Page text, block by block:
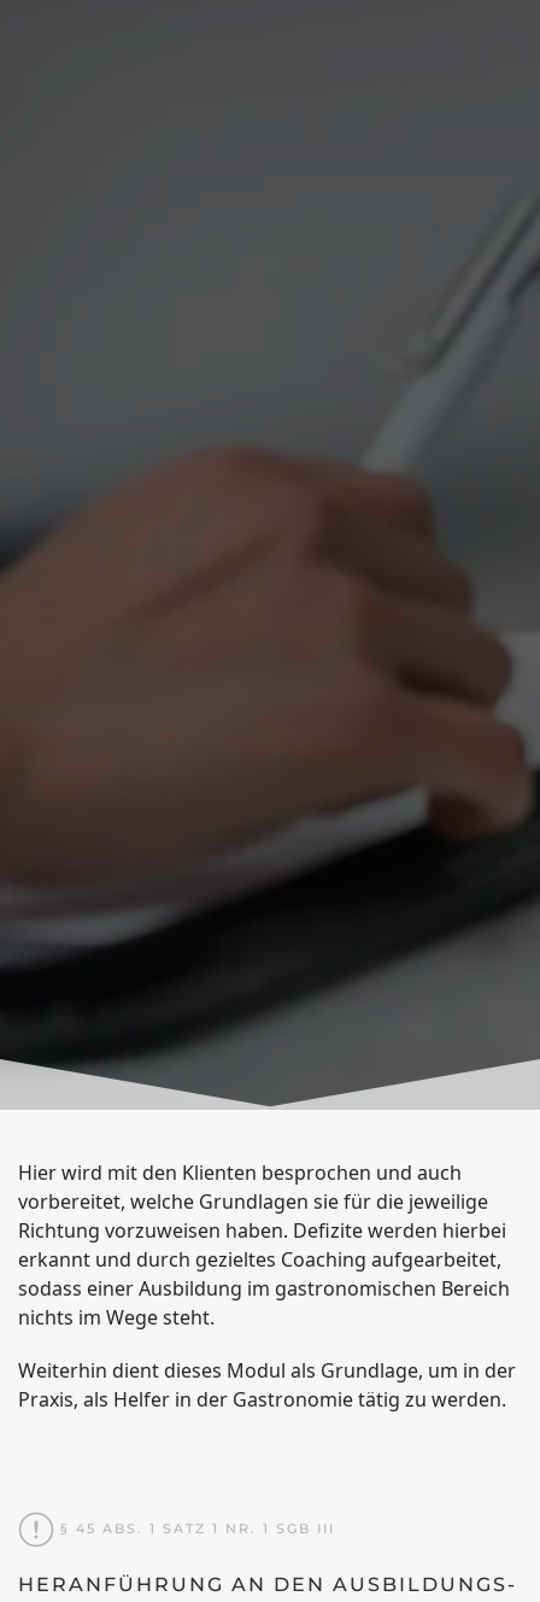
Hier wird mit den Klienten besprochen und auch
vorbereitet, welche Grundlagen sie für die jeweilige
Richtung vorzuweisen haben. Defizite werden hierbei
erkannt und durch gezieltes Coaching aufgearbeitet,
sodass einer Ausbildung im gastronomischen Bereich
nichts im Wege steht.
Weiterhin dient dieses Modul als Grundlage, um in der
Praxis, als Helfer in der Gastronomie tätig zu werden.
§ 45 ABS. 1 SATZ 1 NR. 1 SGB III
HERANFÜHRUNG AN DEN AUSBILDUNGS-